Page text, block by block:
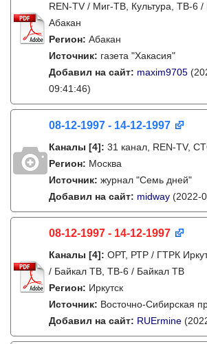
REN-TV / Миг-ТВ, Культура, ТВ-6 /
Абакан
Регион: Абакан
Источник: газета "Хакасия"
Добавил на сайт: maxim9705
09:41:46)
08-12-1997 - 14-12-1997
Каналы [4]: 31 канал, REN-TV,
Регион: Москва
Источник: журнал "Семь дней"
Добавил на сайт: midway (2022-
08-12-1997 - 14-12-1997
Каналы [4]: ОРТ, РТР / ГТРК
/ Байкал ТВ, ТВ-6 / Байкал ТВ
Регион: Иркутск
Источник: Восточно-Сибирская
Добавил на сайт: RUErmine